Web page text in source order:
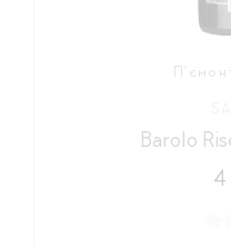
Barolo
4